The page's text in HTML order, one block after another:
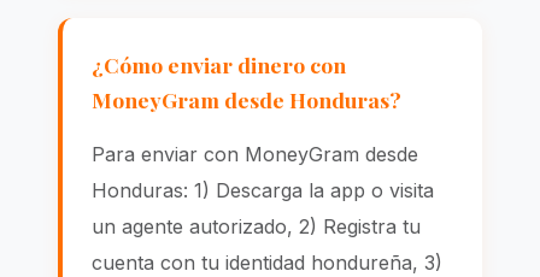
¿Cómo enviar dinero con
MoneyGram desde Honduras?
Para enviar con MoneyGram desde
Honduras: 1) Descarga la app o visita
un agente autorizado, 2) Registra tu
cuenta con tu identidad hondureña, 3)